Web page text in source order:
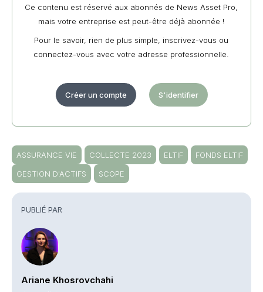
PUBLIÉ PAR
Ariane Khosrovchahi
Ce contenu est réservé aux abonnés de News Asset Pro,
mais votre entreprise est peut-être déjà abonnée !
Pour le savoir, rien de plus simple, inscrivez-vous ou
connectez-vous avec votre adresse professionnelle.
Créer un compte S'identifier
ASSURANCE VIE COLLECTE 2023 ELTIF
FONDS ELTIF
GESTION D'ACTIFS
SCOPE